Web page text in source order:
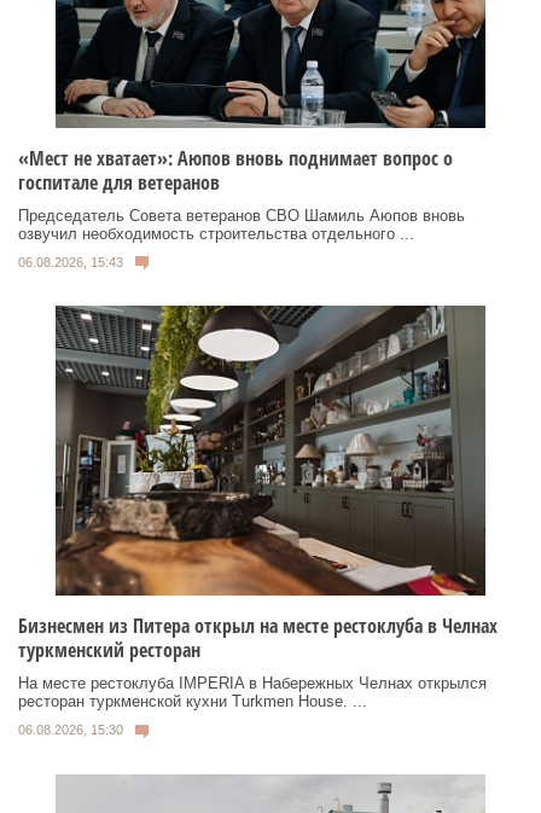
«Мест не хватает»: Аюпов вновь поднимает вопрос о
госпитале для ветеранов
Председатель Совета ветеранов СВО Шамиль Аюпов вновь
озвучил необходимость строительства отдельного ...
06.08.2026, 15:43
Бизнесмен из Питера открыл на месте рестоклуба в Челнах
туркменский ресторан
На месте рестоклуба IMPERIA в Набережных Челнах открылся
ресторан туркменской кухни Turkmen House. ...
06.08.2026, 15:30